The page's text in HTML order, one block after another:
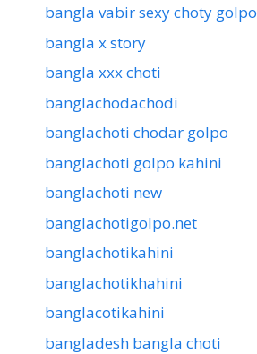
bangla vabir sexy choty golpo
bangla x story
bangla xxx choti
banglachodachodi
banglachoti chodar golpo
banglachoti golpo kahini
banglachoti new
banglachotigolpo.net
banglachotikahini
banglachotikhahini
banglacotikahini
bangladesh bangla choti